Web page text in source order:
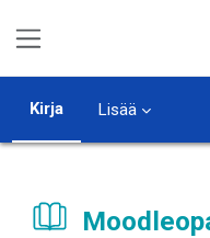
Kirja Lisää